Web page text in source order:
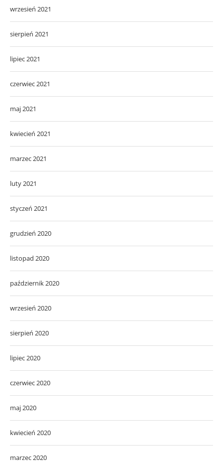
wrzesień 2021
sierpień 2021
lipiec 2021
czerwiec 2021
maj 2021
kwiecień 2021
marzec 2021
luty 2021
styczeń 2021
grudzień 2020
listopad 2020
październik 2020
wrzesień 2020
sierpień 2020
lipiec 2020
czerwiec 2020
maj 2020
kwiecień 2020
marzec 2020